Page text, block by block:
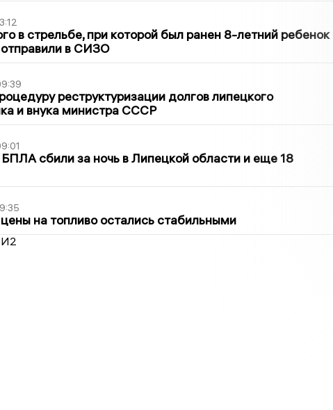
в стрельбе, при которой был ранен 8-летний ребенок
в СИЗО
реструктуризации долгов липецкого
и внука министра СССР
сбили за ночь в Липецкой области и еще 18
на топливо остались стабильными